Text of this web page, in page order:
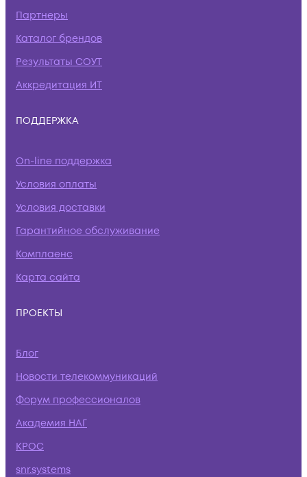
Партнеры
Каталог брендов
Результаты СОУТ
Аккредитация ИТ
ПОДДЕРЖКА
On-line поддержка
Условия оплаты
Условия доставки
Гарантийное обслуживание
Комплаенс
Карта сайта
ПРОЕКТЫ
Блог
Новости телекоммуникаций
Форум профессионалов
Академия НАГ
КРОС
snr.systems